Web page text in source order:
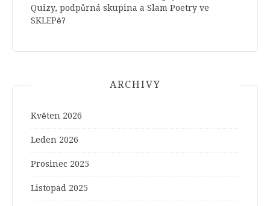
Quizy, podpůrná skupina a Slam Poetry ve
SKLEPě?
ARCHIVY
Květen 2026
Leden 2026
Prosinec 2025
Listopad 2025